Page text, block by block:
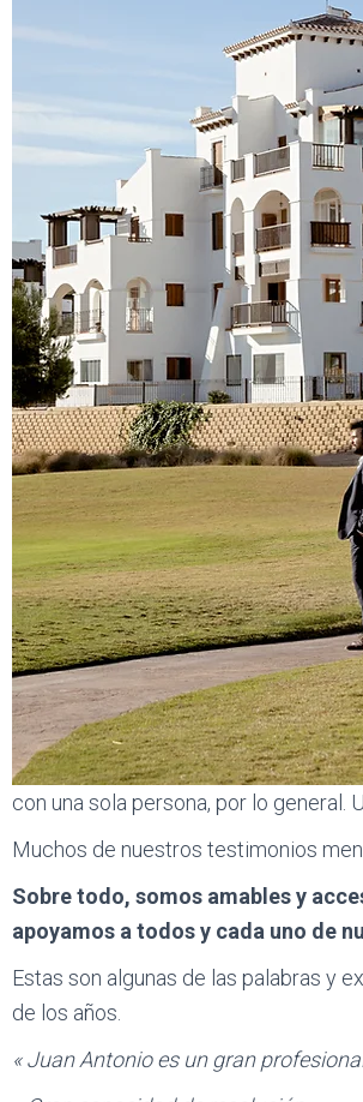
con una sola persona, por lo general.
Muchos de nuestros testimonios
Sobre todo, somos amables y
apoyamos a todos y cada uno de
Estas son algunas de las palabras y
de los años.
« Juan Antonio es un gran